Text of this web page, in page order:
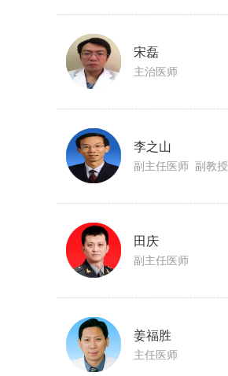
宋磊
主治医师
李之山
副主任医师 副教授
田庆
副主任医师
姜福胜
主任医师